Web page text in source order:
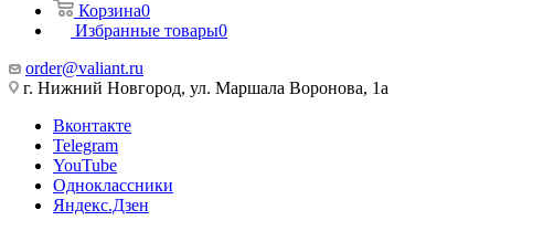
Корзина0
Избранные товары0
order@valiant.ru
г. Нижний Новгород, ул. Маршала Воронова, 1а
Вконтакте
Telegram
YouTube
Одноклассники
Яндекс.Дзен